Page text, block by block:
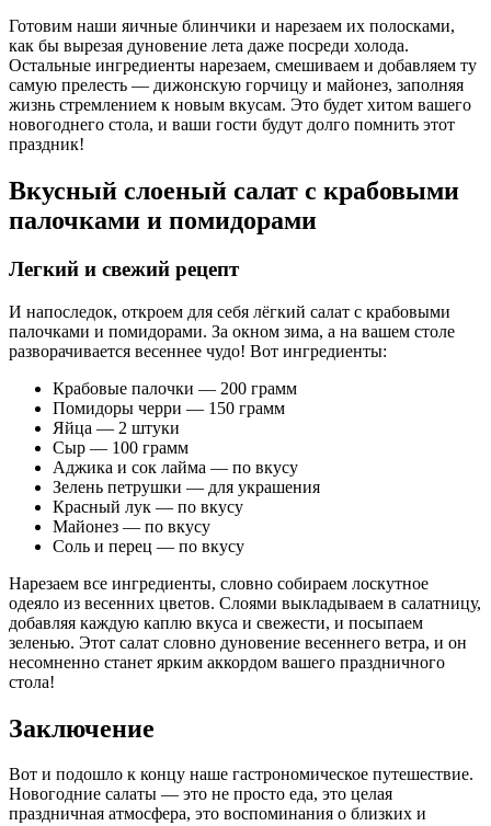
Готовим наши яичные блинчики и нарезаем их полосками,
как бы вырезая дуновение лета даже посреди холода.
Остальные ингредиенты нарезаем, смешиваем и добавляем ту
самую прелесть — дижонскую горчицу и майонез, заполняя
жизнь стремлением к новым вкусам. Это будет хитом вашего
новогоднего стола, и ваши гости будут долго помнить этот
праздник!
Вкусный слоеный салат с крабовыми
палочками и помидорами
Легкий и свежий рецепт
И напоследок, откроем для себя лёгкий салат с крабовыми
палочками и помидорами. За окном зима, а на вашем столе
разворачивается весеннее чудо! Вот ингредиенты:
Крабовые палочки — 200 грамм
Помидоры черри — 150 грамм
Яйца — 2 штуки
Сыр — 100 грамм
Аджика и сок лайма — по вкусу
Зелень петрушки — для украшения
Красный лук — по вкусу
Майонез — по вкусу
Соль и перец — по вкусу
Нарезаем все ингредиенты, словно собираем лоскутное
одеяло из весенних цветов. Слоями выкладываем в салатницу,
добавляя каждую каплю вкуса и свежести, и посыпаем
зеленью. Этот салат словно дуновение весеннего ветра, и он
несомненно станет ярким аккордом вашего праздничного
стола!
Заключение
Вот и подошло к концу наше гастрономическое путешествие.
Новогодние салаты — это не просто еда, это целая
праздничная атмосфера, это воспоминания о близких и